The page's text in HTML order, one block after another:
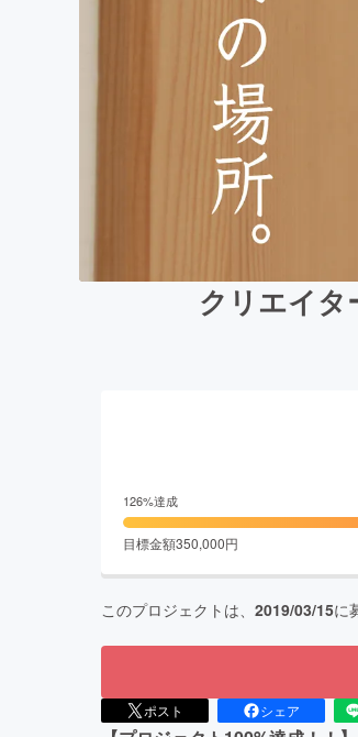
クリエイタ
126%達成
目標金額350,000円
このプロジェクトは、 2019/03/15に
ポスト シェア